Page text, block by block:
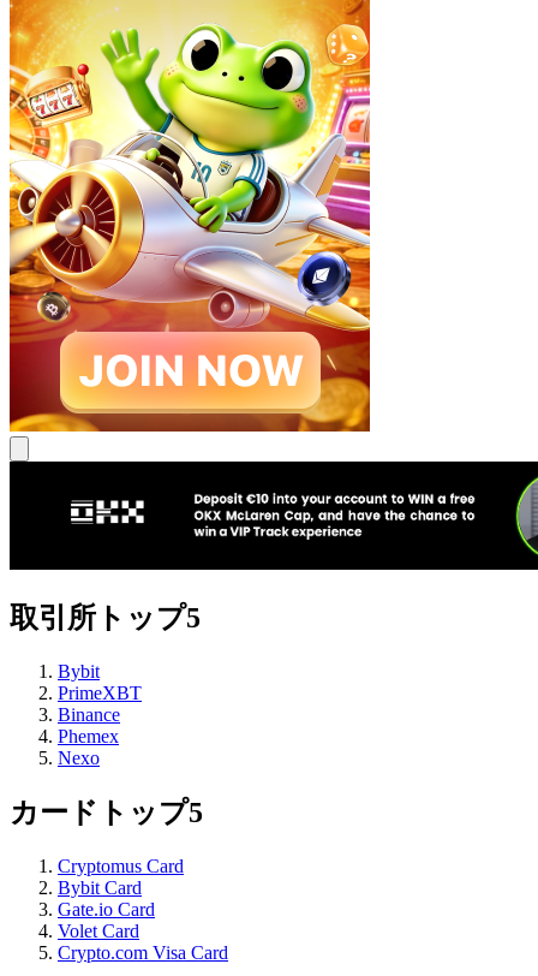
取引所トップ5
Bybit
PrimeXBT
Binance
Phemex
Nexo
カードトップ5
Cryptomus Card
Bybit Card
Gate.io Card
Volet Card
Crypto.com Visa Card